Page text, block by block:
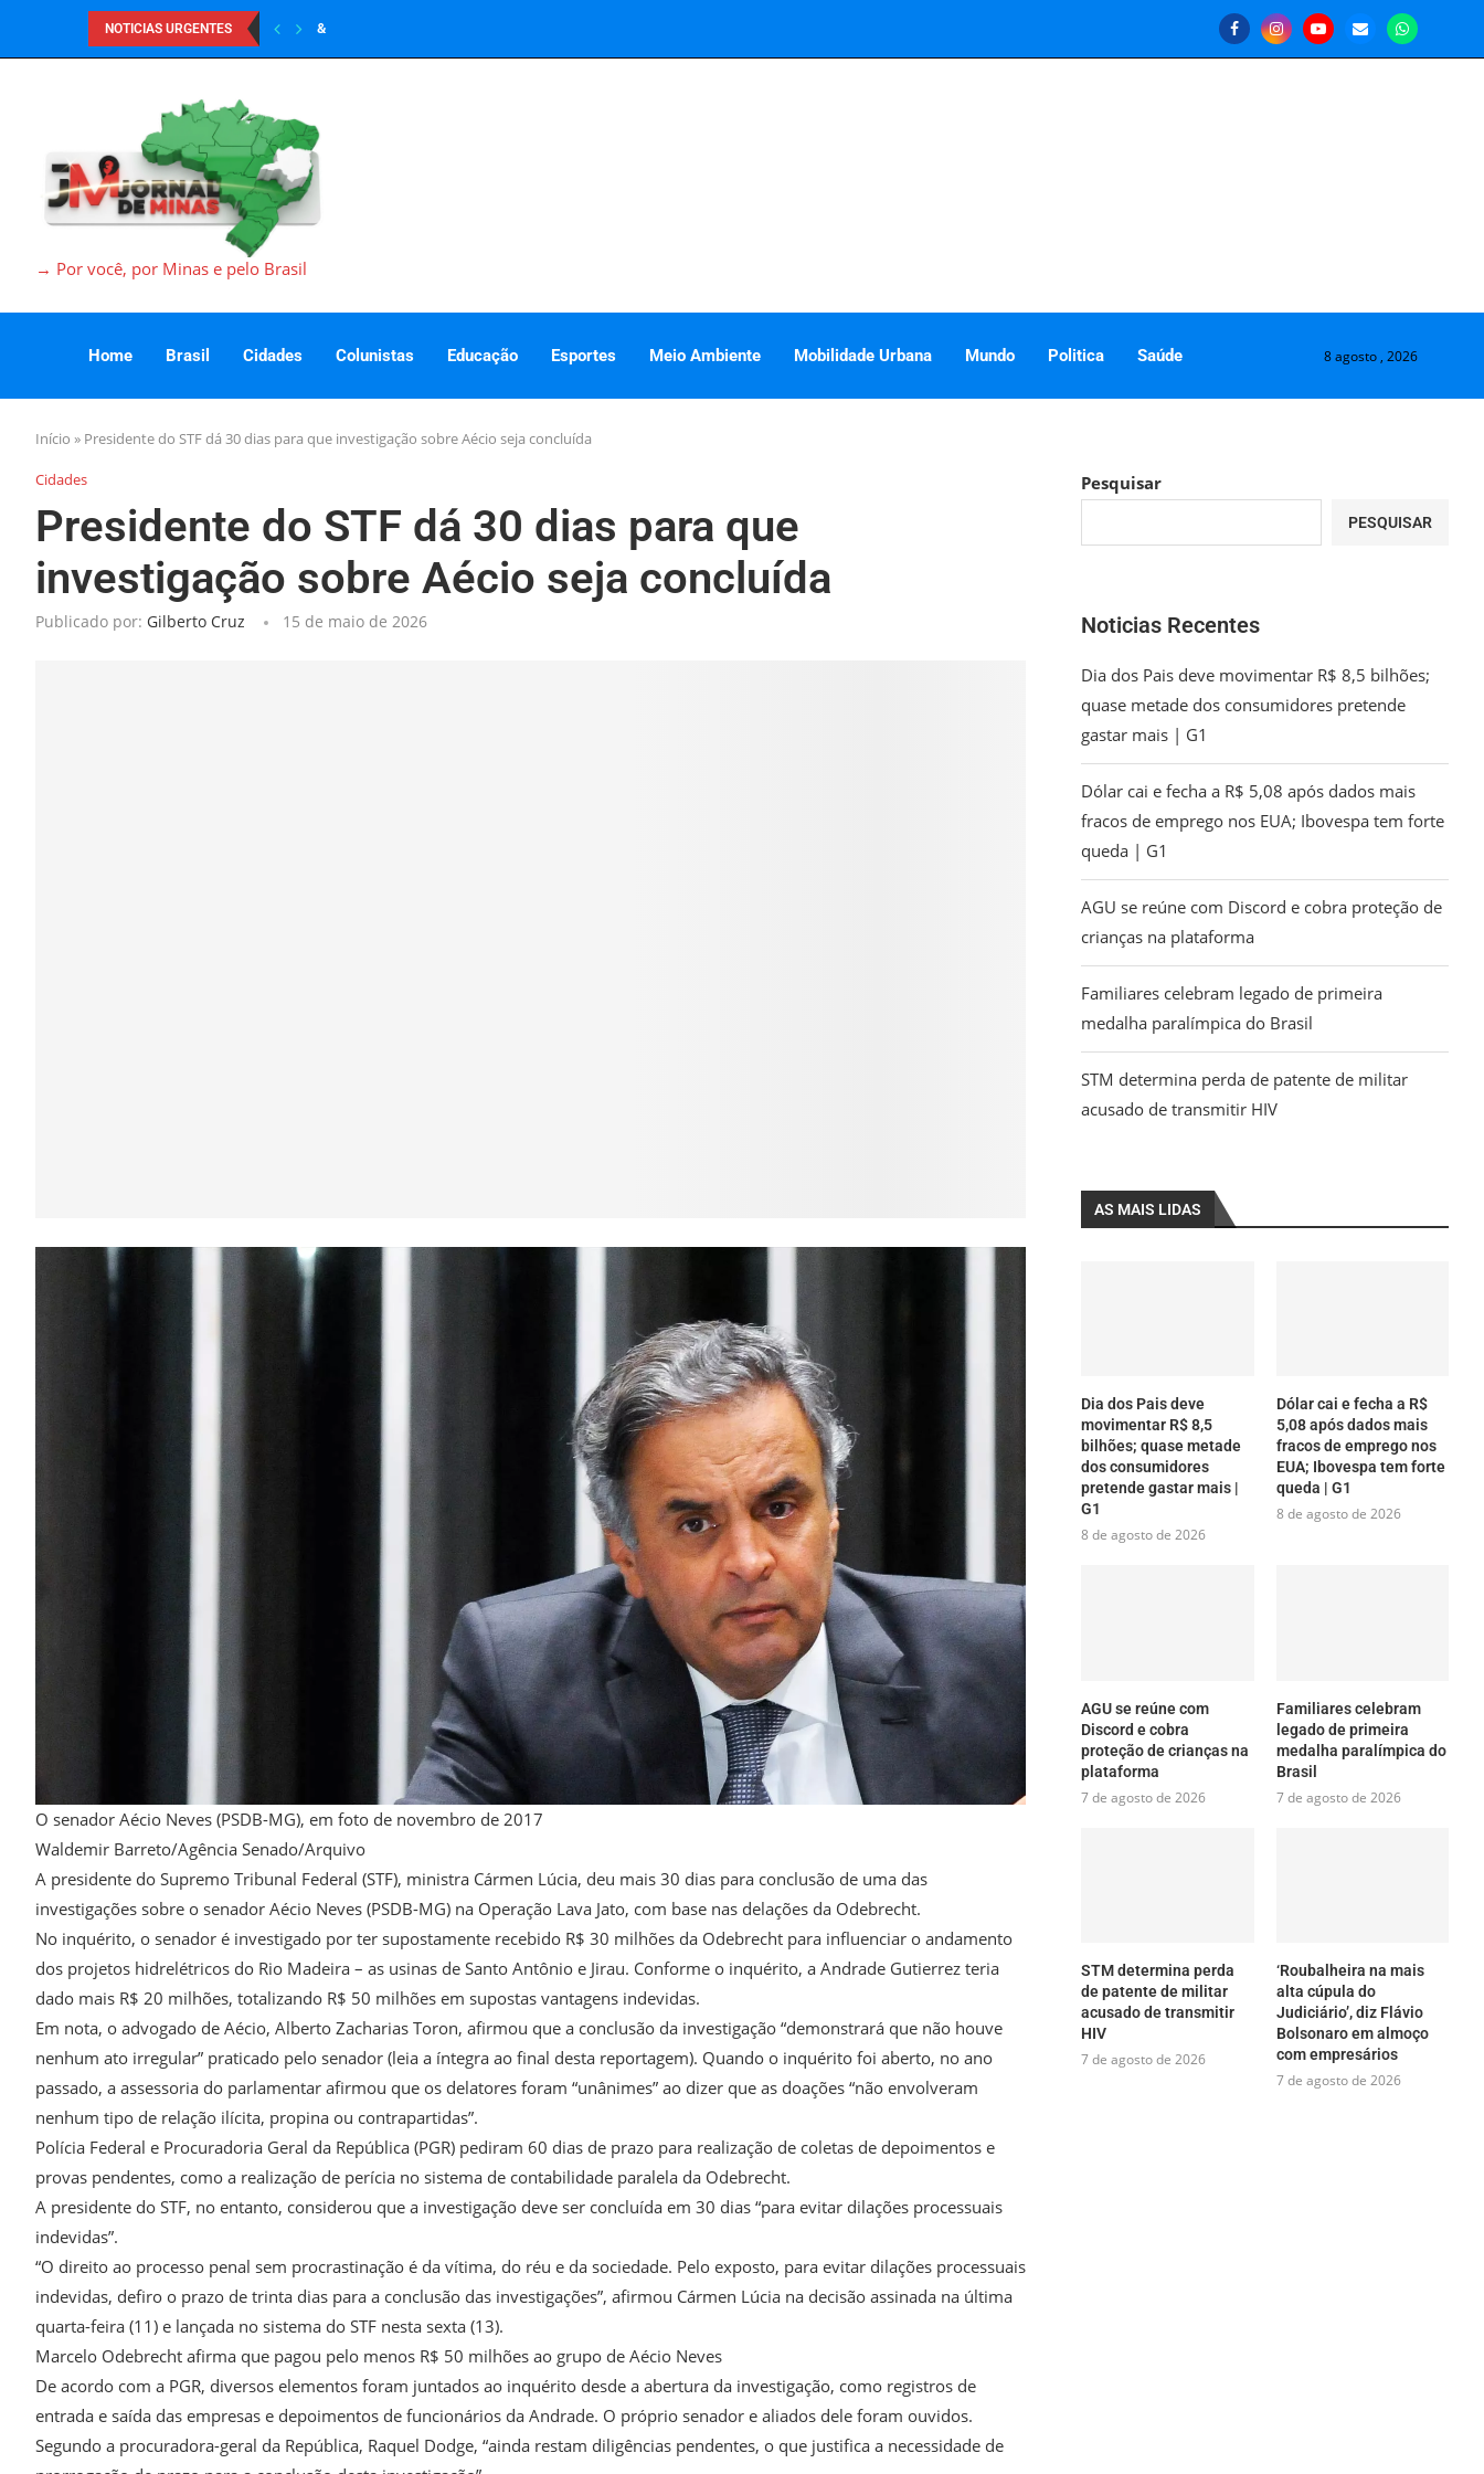
NOTICIAS URGENTES &
→ Por você, por Minas e pelo Brasil
Home Brasil Cidades Colunistas Educação Esportes Meio Ambiente Mobilidade Urbana Mundo Politica Saúde 8 agosto , 2026
Início » Presidente do STF dá 30 dias para que investigação sobre Aécio seja concluída
Cidades
Presidente do STF dá 30 dias para que
investigação sobre Aécio seja concluída
Publicado por: Gilberto Cruz 15 de maio de 2026
O senador Aécio Neves (PSDB-MG), em foto de novembro de 2017
Waldemir Barreto/Agência Senado/Arquivo
A presidente do Supremo Tribunal Federal (STF), ministra Cármen Lúcia, deu mais 30 dias para conclusão de uma das
investigações sobre o senador Aécio Neves (PSDB-MG) na Operação Lava Jato, com base nas delações da Odebrecht.
No inquérito, o senador é investigado por ter supostamente recebido R$ 30 milhões da Odebrecht para influenciar o andamento
dos projetos hidrelétricos do Rio Madeira – as usinas de Santo Antônio e Jirau. Conforme o inquérito, a Andrade Gutierrez teria
dado mais R$ 20 milhões, totalizando R$ 50 milhões em supostas vantagens indevidas.
Em nota, o advogado de Aécio, Alberto Zacharias Toron, afirmou que a conclusão da investigação “demonstrará que não houve
nenhum ato irregular” praticado pelo senador (leia a íntegra ao final desta reportagem). Quando o inquérito foi aberto, no ano
passado, a assessoria do parlamentar afirmou que os delatores foram “unânimes” ao dizer que as doações “não envolveram
nenhum tipo de relação ilícita, propina ou contrapartidas”.
Polícia Federal e Procuradoria Geral da República (PGR) pediram 60 dias de prazo para realização de coletas de depoimentos e
provas pendentes, como a realização de perícia no sistema de contabilidade paralela da Odebrecht.
A presidente do STF, no entanto, considerou que a investigação deve ser concluída em 30 dias “para evitar dilações processuais
indevidas”.
“O direito ao processo penal sem procrastinação é da vítima, do réu e da sociedade. Pelo exposto, para evitar dilações processuais
indevidas, defiro o prazo de trinta dias para a conclusão das investigações”, afirmou Cármen Lúcia na decisão assinada na última
quarta-feira (11) e lançada no sistema do STF nesta sexta (13).
Marcelo Odebrecht afirma que pagou pelo menos R$ 50 milhões ao grupo de Aécio Neves
De acordo com a PGR, diversos elementos foram juntados ao inquérito desde a abertura da investigação, como registros de
entrada e saída das empresas e depoimentos de funcionários da Andrade. O próprio senador e aliados dele foram ouvidos.
Segundo a procuradora-geral da República, Raquel Dodge, “ainda restam diligências pendentes, o que justifica a necessidade de
Pesquisar
PESQUISAR
Noticias Recentes
Dia dos Pais deve movimentar R$ 8,5 bilhões;
quase metade dos consumidores pretende
gastar mais | G1
Dólar cai e fecha a R$ 5,08 após dados mais
fracos de emprego nos EUA; Ibovespa tem forte
queda | G1
AGU se reúne com Discord e cobra proteção de
crianças na plataforma
Familiares celebram legado de primeira
medalha paralímpica do Brasil
STM determina perda de patente de militar
acusado de transmitir HIV
AS MAIS LIDAS
Dia dos Pais deve
movimentar R$ 8,5
bilhões; quase metade
dos consumidores
pretende gastar mais |
G1
8 de agosto de 2026
Dólar cai e fecha a R$
5,08 após dados mais
fracos de emprego nos
EUA; Ibovespa tem forte
queda | G1
8 de agosto de 2026
AGU se reúne com
Discord e cobra
proteção de crianças na
plataforma
7 de agosto de 2026
Familiares celebram
legado de primeira
medalha paralímpica do
Brasil
7 de agosto de 2026
STM determina perda
de patente de militar
acusado de transmitir
HIV
7 de agosto de 2026
‘Roubalheira na mais
alta cúpula do
Judiciário’, diz Flávio
Bolsonaro em almoço
com empresários
7 de agosto de 2026